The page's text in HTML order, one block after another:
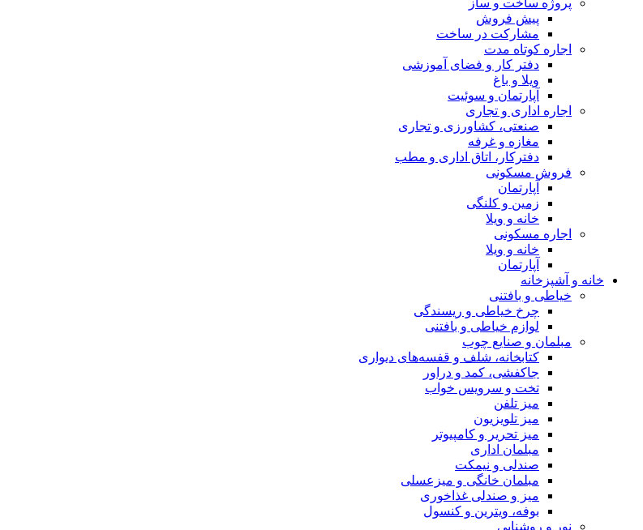
پروژه ساخت و ساز
پیش فروش
مشارکت در ساخت
اجاره کوتاه مدت
دفتر کار و فضای آموزشی
ویلا و باغ
آپارتمان و سوئیت
اجاره اداری و تجاری
صنعتی، کشاورزی و تجاری
مغازه و غرفه
دفترکار، اتاق اداری و مطب
فروش مسکونی
آپارتمان
زمین و کلنگی
خانه و ویلا
اجاره مسکونی
خانه و ویلا
آپارتمان
خانه و آشپزخانه
خیاطی و بافتنی
چرخ خیاطی و ریسندگی
لوازم خیاطی و بافتنی
مبلمان و صنایع چوب
کتابخانه، شلف و قفسه‌های دیواری
جاکفشی، کمد و دراور
تخت و سرویس خواب
میز تلفن
میز تلویزیون
میز تحریر و کامپیوتر
مبلمان اداری
صندلی و نیمکت
مبلمان خانگی و میزعسلی
میز و صندلی غذاخوری
بوفه، ویترین و کنسول
نور و روشنایی